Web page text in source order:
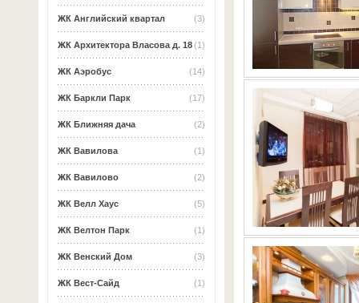
(3)
ЖК Английский квартал
(1)
ЖК Архитектора Власова д. 18
(14)
ЖК Аэробус
(17)
ЖК Баркли Парк
(2)
ЖК Ближняя дача
(1)
ЖК Вавилова
(2)
ЖК Вавилово
(5)
ЖК Велл Хаус
(1)
ЖК Велтон Парк
(3)
ЖК Венский Дом
(1)
ЖК Вест-Сайд